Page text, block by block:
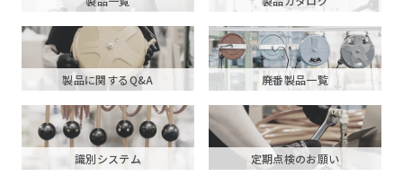
製品に関するQ&A 廃番製品一覧
識別システム 定期点検のお願い